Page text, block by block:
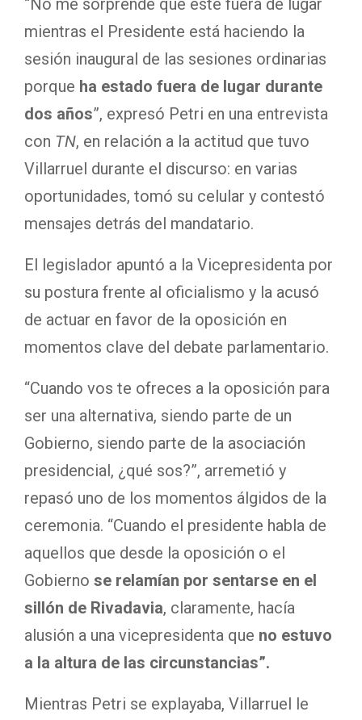
“No me sorprende que esté fuera de lugar
mientras el Presidente está haciendo la
sesión inaugural de las sesiones ordinarias
porque ha estado fuera de lugar durante
dos años”, expresó Petri en una entrevista
con TN, en relación a la actitud que tuvo
Villarruel durante el discurso: en varias
oportunidades, tomó su celular y contestó
mensajes detrás del mandatario.
El legislador apuntó a la Vicepresidenta por
su postura frente al oficialismo y la acusó
de actuar en favor de la oposición en
momentos clave del debate parlamentario.
“Cuando vos te ofreces a la oposición para
ser una alternativa, siendo parte de un
Gobierno, siendo parte de la asociación
presidencial, ¿qué sos?”, arremetió y
repasó uno de los momentos álgidos de la
ceremonia. “Cuando el presidente habla de
aquellos que desde la oposición o el
Gobierno se relamían por sentarse en el
sillón de Rivadavia, claramente, hacía
alusión a una vicepresidenta que no estuvo
a la altura de las circunstancias”.
Mientras Petri se explayaba, Villarruel le